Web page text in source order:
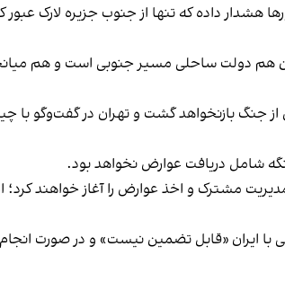
هشدار داده که تنها از جنوب جزیره لارک عبور
هم دولت ساحلی مسیر جنوبی است و هم
جنگ بازنخواهد گشت و تهران در گفت‌وگو با
تنگه شامل دریافت عوارض نخواهد بود.
حاکمیت مشترکی بر تنگه دارند و پس از پایان مهلت ۶۰ روزه تفاهم‌نامه، مدیریت مشترک و اخذ عوارض را آغاز
با ایران «قابل تضمین نیست» و در صورت